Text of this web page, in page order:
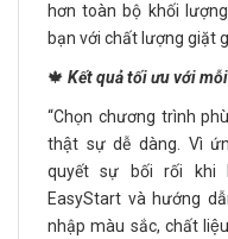
hơn toàn bộ khối
bạn với chất lượng giặt
🍁 Kết quả tối ưu với
“Chọn chương trình
thật sự dễ dàng. Vì
quyết sự bối rối khi
EasyStart và hướng
nhập màu sắc, chất